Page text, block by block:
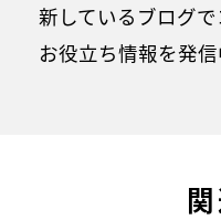
新しているブログ
お役立ち情報を発信